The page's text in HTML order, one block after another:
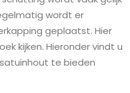
wordt er
geplaatst. Hier
kijken. Hieronder vindt u
te bieden